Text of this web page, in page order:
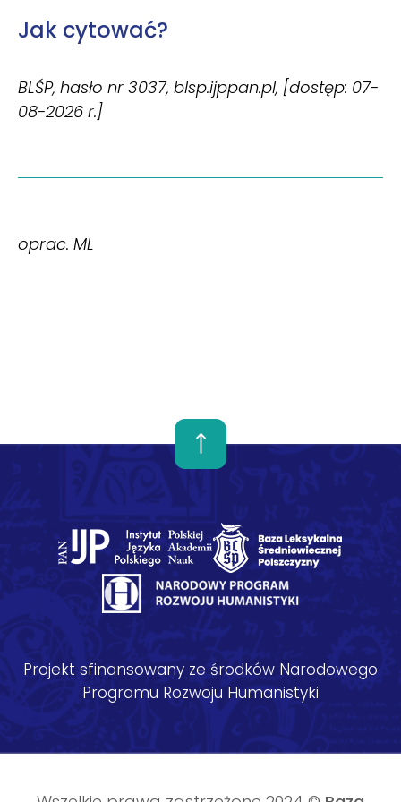
Jak cytować?
BLŚP, hasło nr 3037, blsp.ijppan.pl, [dostęp: 07-
08-2026 r.]
oprac. ML
Projekt sfinansowany ze środków Narodowego
Programu Rozwoju Humanistyki